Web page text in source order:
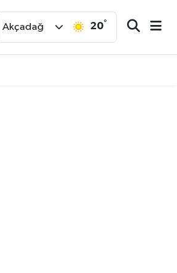
Akçadağ 20°